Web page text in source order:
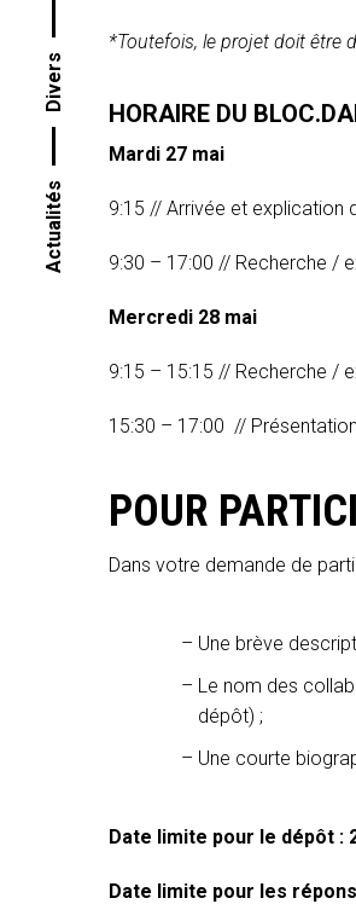
Actualités
Divers
*Toutefois, le projet doit être
HORAIRE DU
Mardi 27 mai
9:15 // Arrivée et explication
9:30 – 17:00 // Recherche /
Mercredi 28 mai
9:15 – 15:15 // Recherche /
15:30 – 17:00 //
POUR
Dans votre demande de
Une brève
Le nom des
dépôt) ;
Une courte
Date limite pour le dépôt :
Date limite pour les